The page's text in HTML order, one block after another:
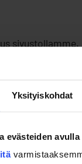
Yksityiskohdat
evästeiden avulla
laina-aika ja
tämän
heti
saatuja